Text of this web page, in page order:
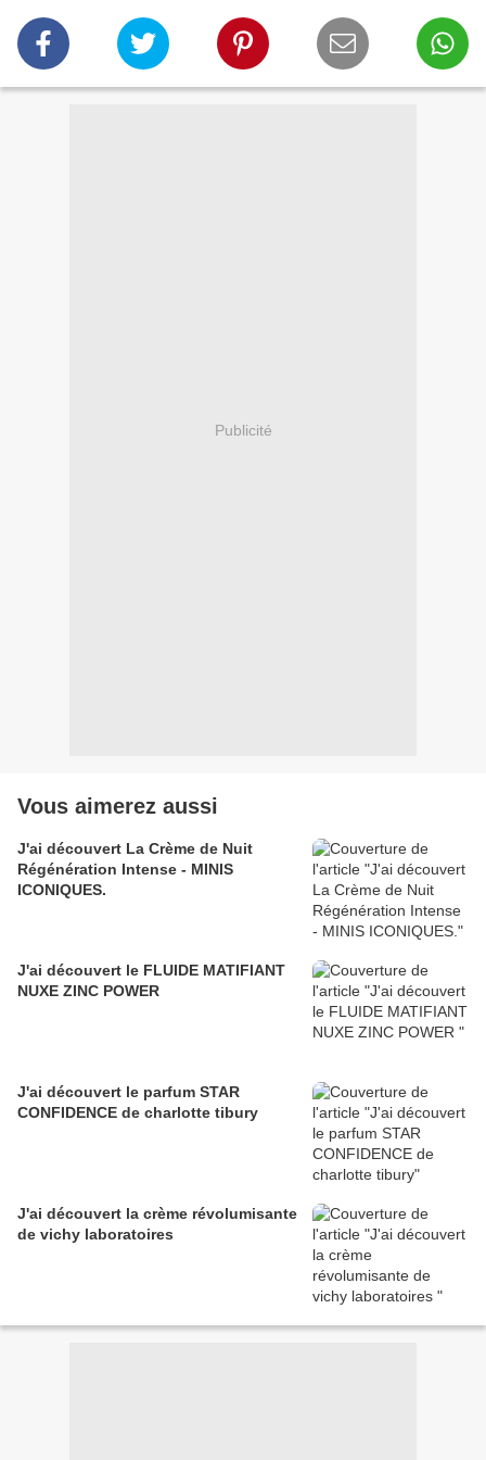
Publicité
Vous aimerez aussi
J'ai découvert La Crème de Nuit
Régénération Intense - MINIS
ICONIQUES.
J'ai découvert le FLUIDE MATIFIANT
NUXE ZINC POWER
J'ai découvert le parfum STAR
CONFIDENCE de charlotte tibury
J'ai découvert la crème révolumisante
de vichy laboratoires